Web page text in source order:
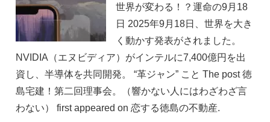
世界が変わる！？運命の9月18
日 2025年9月18日、世界を大き
く動かす発表がされました。
NVIDIA（エヌビディア）がインテルに7,400億円を出
資し、半導体を共同開発。 “革ジャン” こと The post 徳
島宅建！第二回理事会。（響かない人にはわざわざ言
わない） first appeared on 恋する徳島の不動産.